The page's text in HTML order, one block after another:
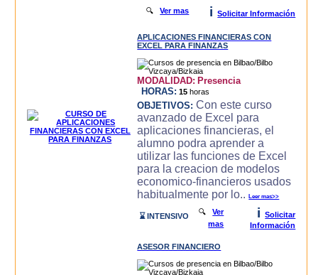
🔍Ver mas i Solicitar Información
APLICACIONES FINANCIERAS CON
EXCEL PARA FINANZAS
MODALIDAD: Presencia
HORAS: 15 horas
OBJETIVOS: Con este curso
avanzado de Excel para
aplicaciones financieras, el
alumno podra aprender a
utilizar las funciones de Excel
para la creacion de modelos
economico-financieros usados
habitualmente por lo..Leer mas>>
⌛ INTENSIVO 🔍Ver
mas
i
Solicitar
Información
ASESOR FINANCIERO